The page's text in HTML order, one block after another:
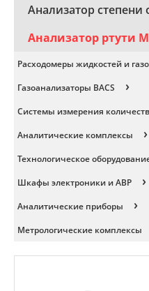
Анализатор
Анализатор ртути
Расходомеры жидкостей и
Газоанализаторы BACS ›️
Системы измерения
Аналитические комплексы ›️
Технологическое
Шкафы электроники и АВР ›️
Аналитические приборы ›️
Метрологические комплексы